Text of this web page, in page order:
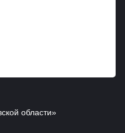
области»